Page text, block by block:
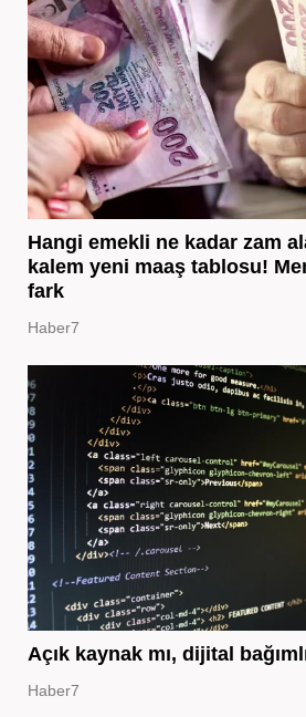
Hangi emekli ne kadar zam
kalem yeni maaş tablosu!
fark
Haber7
Açık kaynak mı, dijital
Haber7